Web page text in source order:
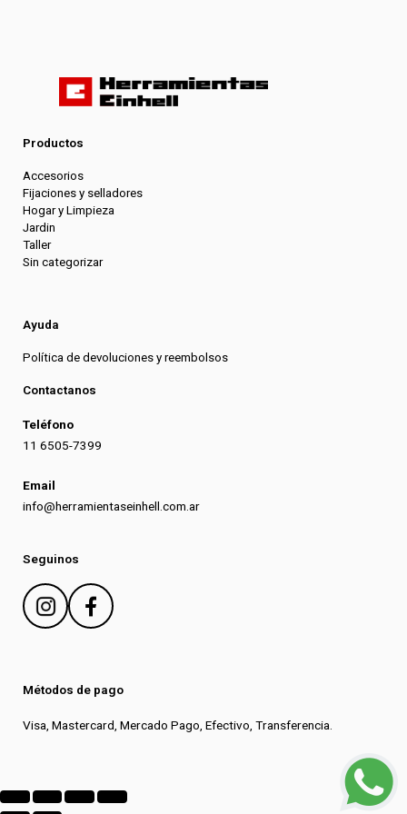
Productos
Accesorios
Fijaciones y selladores
Hogar y Limpieza
Jardin
Taller
Sin categorizar
Ayuda
Política de devoluciones y reembolsos
Contactanos
Teléfono
11 6505-7399
Email
info@herramientaseinhell.com.ar
Seguinos
Métodos de pago
Visa, Mastercard, Mercado Pago, Efectivo, Transferencia.